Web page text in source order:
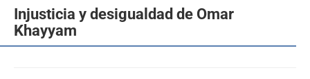
Injusticia y desigualdad de Omar
Khayyam